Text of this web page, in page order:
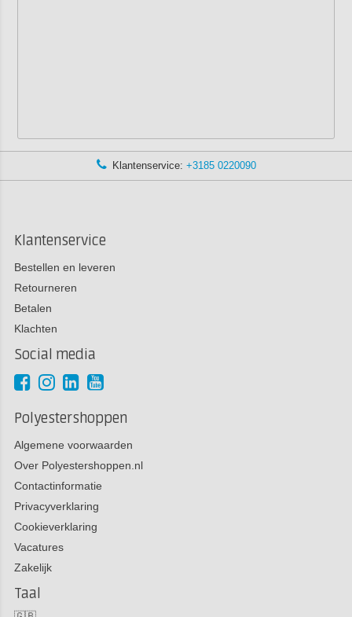
Klantenservice: +3185 0220090
Klantenservice
Bestellen en leveren
Retourneren
Betalen
Klachten
Social media
Polyestershoppen
Algemene voorwaarden
Over Polyestershoppen.nl
Contactinformatie
Privacyverklaring
Cookieverklaring
Vacatures
Zakelijk
Taal